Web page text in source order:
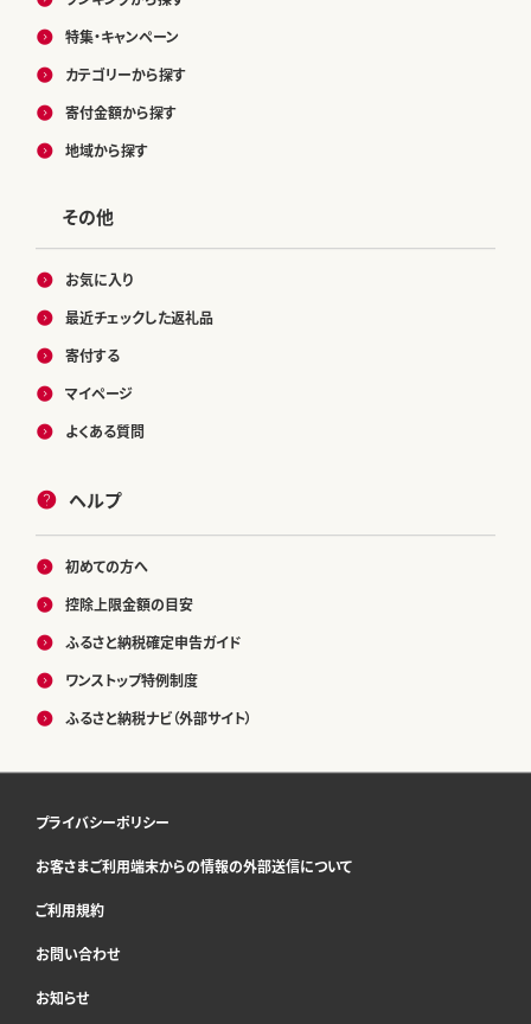
特集・キャンペーン
カテゴリーから探す
寄付金額から探す
地域から探す
その他
お気に入り
最近チェックした返礼品
寄付する
マイページ
よくある質問
ヘルプ
初めての方へ
控除上限金額の目安
ふるさと納税確定申告ガイド
ワンストップ特例制度
ふるさと納税ナビ（外部サイト）
プライバシーポリシー
お客さまご利用端末からの情報の外部送信について
ご利用規約
お問い合わせ
お知らせ